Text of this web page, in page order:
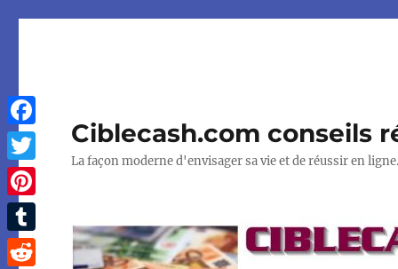
Ciblecash.com conseils
La façon moderne d'envisager sa vie et de réussir en ligne.
Facebook
Twitter
Pinterest
Tumblr